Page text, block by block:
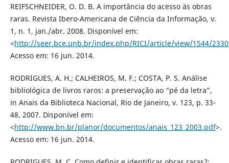
REIFSCHNEIDER, O. D. B. A importância do acesso às obras
raras. Revista Ibero-Americana de Ciência da Informação, v.
1, n. 1, jan./abr. 2008. Disponível em:
<http://seer.bce.unb.br/index.php/RICI/article/view/1544/2330
Acesso em: 16 jun. 2014.
RODRIGUES, A. H.; CALHEIROS, M. F.; COSTA, P. S. Análise
bibliológica de livros raros: a preservação ao “pé da letra”,
in Anais da Biblioteca Nacional, Rio de Janeiro, v. 123, p. 33-
48, 2007. Disponível em:
<http://www.bn.br/planor/documentos/anais_123_2003.pdf>.
Acesso em: 16 jun. 2014.